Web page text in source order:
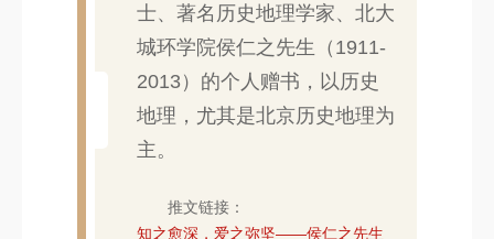
士、著名历史地理学家、北大
城环学院侯仁之先生（1911-
2013）的个人赠书，以历史
地理，尤其是北京历史地理为
主。
推文链接：
知之愈深，爱之弥坚——侯仁之先生